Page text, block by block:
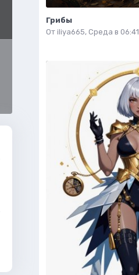
Грибы
От iliya665, Среда в 06:41